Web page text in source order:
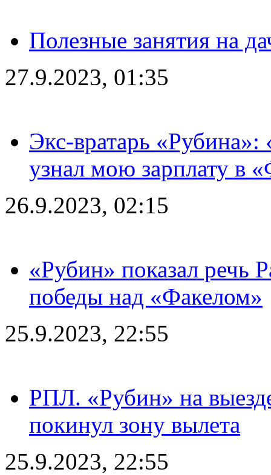
Полезные занятия на
27.9.2023, 01:35
Экс-вратарь «Рубина»:
узнал мою зарплату в
26.9.2023, 02:15
«Рубин» показал речь
победы над «Факелом»
25.9.2023, 22:55
РПЛ. «Рубин» на
покинул зону вылета
25.9.2023, 22:55